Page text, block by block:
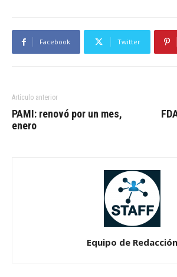
Facebook Twitter
Artículo anterior
PAMI: renovó por un mes,
enero
Equipo de Redacción